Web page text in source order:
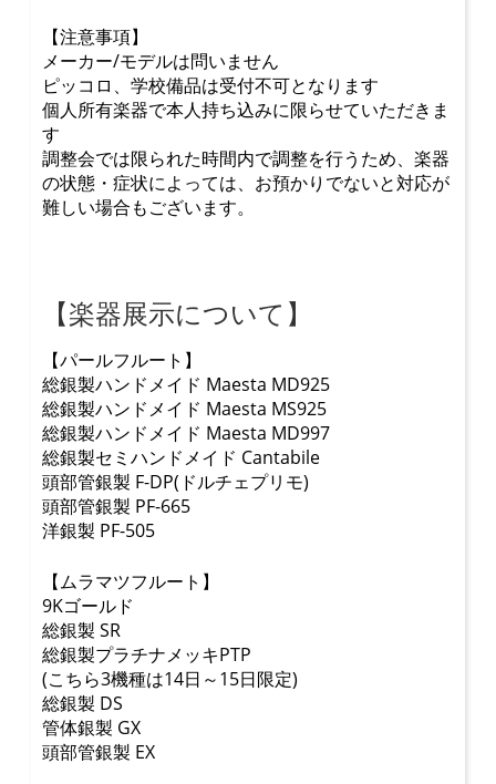
【注意事項】
メーカー/モデルは問いません
ピッコロ、 学校備品は受付不可となります
個人所有楽器で本人持ち込みに限らせていただきま
す
調整会では限られた時間内で調整を行うため、楽器
の状態・症状によっては、お預かりでないと対応が
難しい場合もございます。
【楽器展示について】
【パールフルート】
総銀製ハンドメイド Maesta MD925
総銀製ハンドメイド Maesta MS925
総銀製ハンドメイド Maesta MD997
総銀製セミハンドメイド Cantabile
頭部管銀製 F-DP(ドルチェプリモ)
頭部管銀製 PF-665
洋銀製 PF-505
【ムラマツフルート】
9Kゴールド
総銀製 SR
総銀製プラチナメッキPTP
(こちら3機種は14日～15日限定)
総銀製 DS
管体銀製 GX
頭部管銀製 EX